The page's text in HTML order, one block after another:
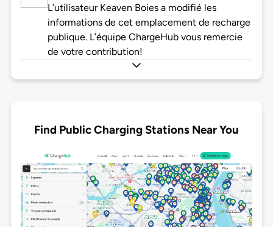
L’utilisateur Keaven Boies a modifié les
informations de cet emplacement de recharge
publique. L’équipe ChargeHub vous remercie
de votre contribution!
Find Public Charging Stations Near You